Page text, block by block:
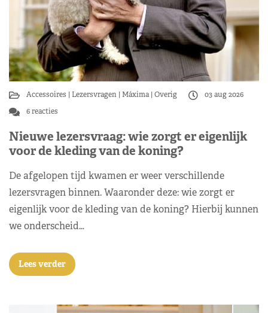
Accessoires Lezersvragen Máxima Overig
03 aug 2026
6 reacties
Nieuwe lezersvraag: wie zorgt er eigenlijk
voor de kleding van de koning?
De afgelopen tijd kwamen er weer verschillende
lezersvragen binnen. Waaronder deze: wie zorgt er
eigenlijk voor de kleding van de koning? Hierbij kunnen
we onderscheid…
Lees verder